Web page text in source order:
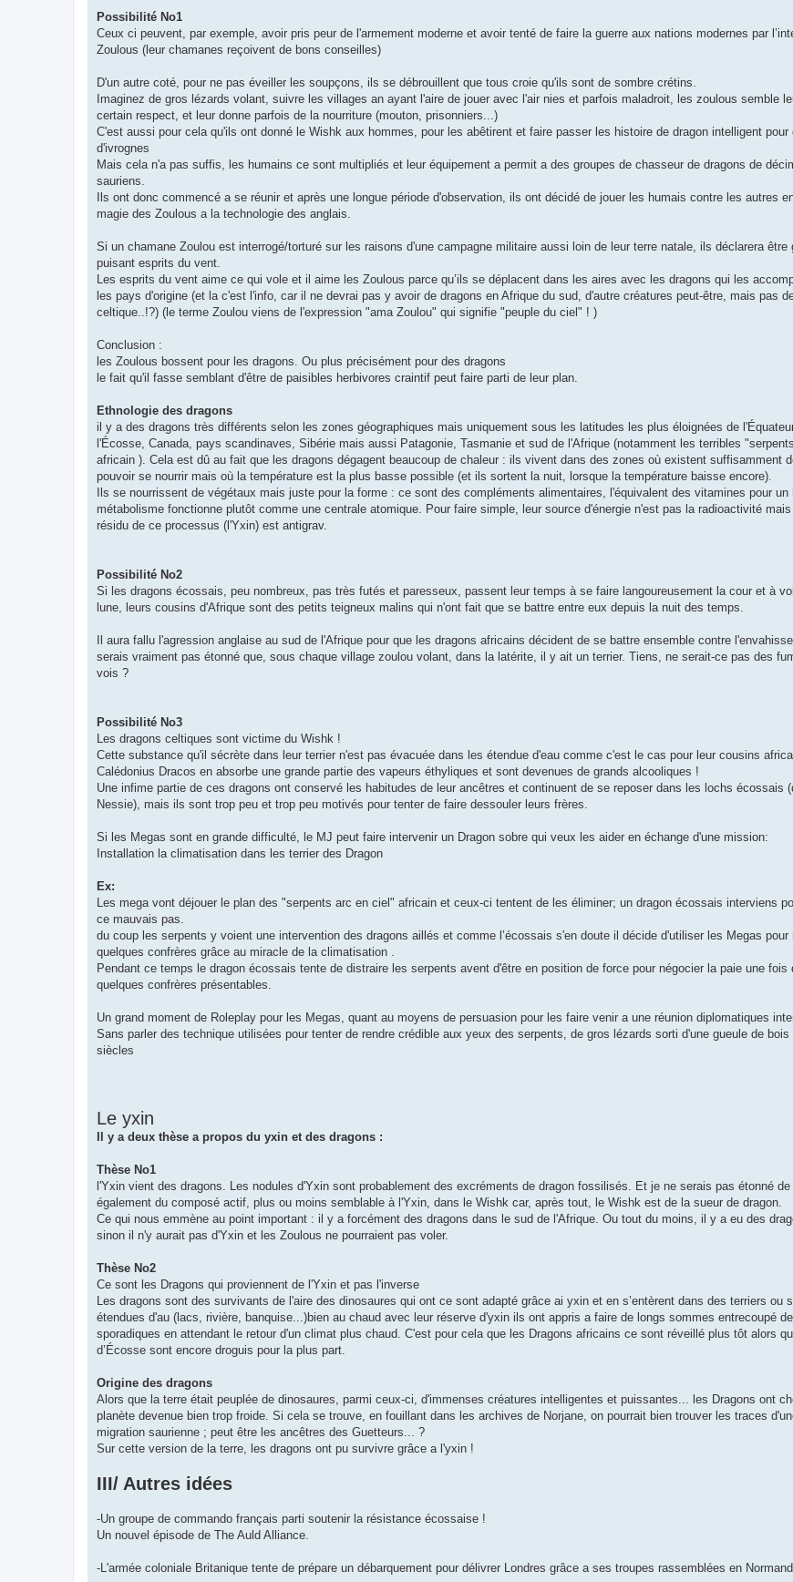
Possibilité No1
Ceux ci peuvent, par exemple, avoir pris peur de l'armement moderne et avoir tenté de faire la guerre aux nations modernes par
Zoulous (leur chamanes reçoivent de bons conseilles)
D'un autre coté, pour ne pas éveiller les soupçons, ils se débrouillent que tous croie qu'ils sont de sombre crétins.
Imaginez de gros lézards volant, suivre les villages an ayant l'aire de jouer avec l'air nies et parfois maladroit, les zoulous semble
certain respect, et leur donne parfois de la nourriture (mouton, prisonniers...)
C'est aussi pour cela qu'ils ont donné le Wishk aux hommes, pour les abêtirent et faire passer les histoire de dragon intelligent pour
d'ivrognes
Mais cela n'a pas suffis, les humains ce sont multipliés et leur équipement a permit a des groupes de chasseur de dragons de
sauriens.
Ils ont donc commencé a se réunir et après une longue période d'observation, ils ont décidé de jouer les humais contre les autres
magie des Zoulous a la technologie des anglais.
Si un chamane Zoulou est interrogé/torturé sur les raisons d'une campagne militaire aussi loin de leur terre natale, ils déclarera être
puisant esprits du vent.
Les esprits du vent aime ce qui vole et il aime les Zoulous parce qu’ils se déplacent dans les aires avec les dragons qui les
les pays d'origine (et la c'est l'info, car il ne devrai pas y avoir de dragons en Afrique du sud, d'autre créatures peut-être, mais pas
celtique..!?) (le terme Zoulou viens de l'expression "ama Zoulou" qui signifie "peuple du ciel" ! )
Conclusion :
les Zoulous bossent pour les dragons. Ou plus précisément pour des dragons
le fait qu'il fasse semblant d'être de paisibles herbivores craintif peut faire parti de leur plan.
Ethnologie des dragons
il y a des dragons très différents selon les zones géographiques mais uniquement sous les latitudes les plus éloignées de
l'Écosse, Canada, pays scandinaves, Sibérie mais aussi Patagonie, Tasmanie et sud de l'Afrique (notamment les terribles
africain ). Cela est dû au fait que les dragons dégagent beaucoup de chaleur : ils vivent dans des zones où existent suffisamment
pouvoir se nourrir mais où la température est la plus basse possible (et ils sortent la nuit, lorsque la température baisse encore).
Ils se nourrissent de végétaux mais juste pour la forme : ce sont des compléments alimentaires, l'équivalent des vitamines pour un
métabolisme fonctionne plutôt comme une centrale atomique. Pour faire simple, leur source d'énergie n'est pas la radioactivité
résidu de ce processus (l'Yxin) est antigrav.
Possibilité No2
Si les dragons écossais, peu nombreux, pas très futés et paresseux, passent leur temps à se faire langoureusement la cour et à
lune, leurs cousins d'Afrique sont des petits teigneux malins qui n'ont fait que se battre entre eux depuis la nuit des temps.
Il aura fallu l'agression anglaise au sud de l'Afrique pour que les dragons africains décident de se battre ensemble contre
serais vraiment pas étonné que, sous chaque village zoulou volant, dans la latérite, il y ait un terrier. Tiens, ne serait-ce pas des
vois ?
Possibilité No3
Les dragons celtiques sont victime du Wishk !
Cette substance qu'il sécrète dans leur terrier n'est pas évacuée dans les étendue d'eau comme c'est le cas pour leur cousins
Calédonius Dracos en absorbe une grande partie des vapeurs éthyliques et sont devenues de grands alcooliques !
Une infime partie de ces dragons ont conservé les habitudes de leur ancêtres et continuent de se reposer dans les lochs écossais
Nessie), mais ils sont trop peu et trop peu motivés pour tenter de faire dessouler leurs frères.
Si les Megas sont en grande difficulté, le MJ peut faire intervenir un Dragon sobre qui veux les aider en échange d'une mission:
Installation la climatisation dans les terrier des Dragon
Ex:
Les mega vont déjouer le plan des "serpents arc en ciel" africain et ceux-ci tentent de les éliminer; un dragon écossais interviens
ce mauvais pas.
du coup les serpents y voient une intervention des dragons aillés et comme l’écossais s'en doute il décide d'utiliser les Megas pour
quelques confrères grâce au miracle de la climatisation .
Pendant ce temps le dragon écossais tente de distraire les serpents avent d'être en position de force pour négocier la paie une fois
quelques confrères présentables.
Un grand moment de Roleplay pour les Megas, quant au moyens de persuasion pour les faire venir a une réunion diplomatiques
Sans parler des technique utilisées pour tenter de rendre crédible aux yeux des serpents, de gros lézards sorti d'une gueule de bois
siècles
Le yxin
Il y a deux thèse a propos du yxin et des dragons :
Thèse No1
l'Yxin vient des dragons. Les nodules d'Yxin sont probablement des excréments de dragon fossilisés. Et je ne serais pas étonné
également du composé actif, plus ou moins semblable à l'Yxin, dans le Wishk car, après tout, le Wishk est de la sueur de dragon.
Ce qui nous emmène au point important : il y a forcément des dragons dans le sud de l'Afrique. Ou tout du moins, il y a eu des
sinon il n'y aurait pas d'Yxin et les Zoulous ne pourraient pas voler.
Thèse No2
Ce sont les Dragons qui proviennent de l'Yxin et pas l'inverse
Les dragons sont des survivants de l'aire des dinosaures qui ont ce sont adapté grâce ai yxin et en s’entèrent dans des terriers ou
étendues d'au (lacs, rivière, banquise...)bien au chaud avec leur réserve d'yxin ils ont appris a faire de longs sommes entrecoupé
sporadiques en attendant le retour d'un climat plus chaud. C'est pour cela que les Dragons africains ce sont réveillé plus tôt alors
d’Écosse sont encore droguis pour la plus part.
Origine des dragons
Alors que la terre était peuplée de dinosaures, parmi ceux-ci, d'immenses créatures intelligentes et puissantes... les Dragons ont
planète devenue bien trop froide. Si cela se trouve, en fouillant dans les archives de Norjane, on pourrait bien trouver les traces
migration saurienne ; peut être les ancêtres des Guetteurs... ?
Sur cette version de la terre, les dragons ont pu survivre grâce a l'yxin !
III/ Autres idées
-Un groupe de commando français parti soutenir la résistance écossaise !
Un nouvel épisode de The Auld Alliance.
-L'armée coloniale Britanique tente de prépare un débarquement pour délivrer Londres grâce a ses troupes rassemblées en